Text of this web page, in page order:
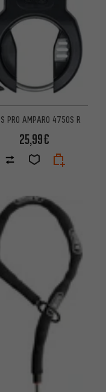
PRO AMPARO 4750S R
25,99€